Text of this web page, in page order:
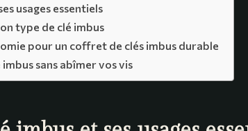
usages essentiels
type de clé imbus
pour un coffret de clés imbus durable
sans abîmer vos vis